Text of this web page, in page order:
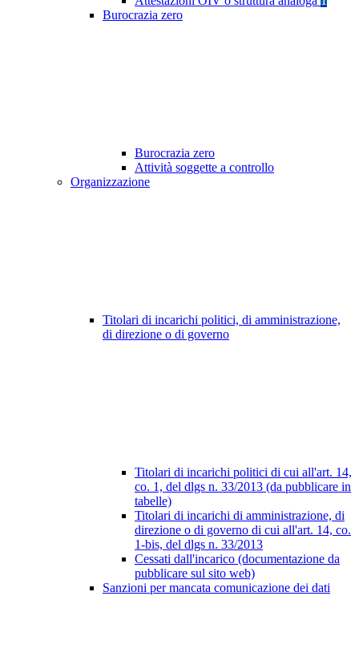
Burocrazia zero
Burocrazia zero
Attività soggette a controllo
Organizzazione
Titolari di incarichi politici, di amministrazione,
di direzione o di governo
Titolari di incarichi politici di cui all'art. 14,
co. 1, del dlgs n. 33/2013 (da pubblicare in
tabelle)
Titolari di incarichi di amministrazione, di
direzione o di governo di cui all'art. 14, co.
1-bis, del dlgs n. 33/2013
Cessati dall'incarico (documentazione da
pubblicare sul sito web)
Sanzioni per mancata comunicazione dei dati